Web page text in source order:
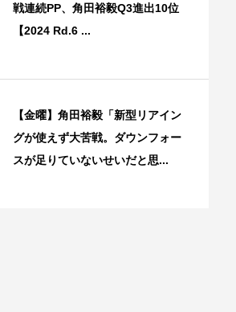
戦連続PP、角田裕毅Q3進出10位
【2024 Rd.6 ...
【金曜】角田裕毅「新型リアイン
グが使えず大苦戦。ダウンフォー
スが足りていないせいだと思...